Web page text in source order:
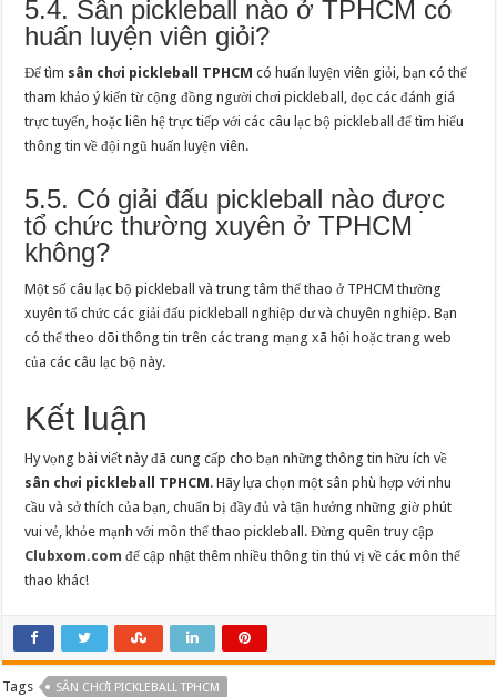
5.4. Sân pickleball nào ở TPHCM có
huấn luyện viên giỏi?
Để tìm sân chơi pickleball TPHCM có huấn luyện viên giỏi, bạn có thể
tham khảo ý kiến từ cộng đồng người chơi pickleball, đọc các đánh giá
trực tuyến, hoặc liên hệ trực tiếp với các câu lạc bộ pickleball để tìm hiểu
thông tin về đội ngũ huấn luyện viên.
5.5. Có giải đấu pickleball nào được
tổ chức thường xuyên ở TPHCM
không?
Một số câu lạc bộ pickleball và trung tâm thể thao ở TPHCM thường
xuyên tổ chức các giải đấu pickleball nghiệp dư và chuyên nghiệp. Bạn
có thể theo dõi thông tin trên các trang mạng xã hội hoặc trang web
của các câu lạc bộ này.
Kết luận
Hy vọng bài viết này đã cung cấp cho bạn những thông tin hữu ích về
sân chơi pickleball TPHCM. Hãy lựa chọn một sân phù hợp với nhu
cầu và sở thích của bạn, chuẩn bị đầy đủ và tận hưởng những giờ phút
vui vẻ, khỏe mạnh với môn thể thao pickleball. Đừng quên truy cập
Clubxom.com để cập nhật thêm nhiều thông tin thú vị về các môn thể
thao khác!
Tags SÂN CHƠI PICKLEBALL TPHCM